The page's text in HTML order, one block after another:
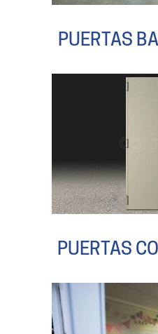
PUERTAS
PUERTAS